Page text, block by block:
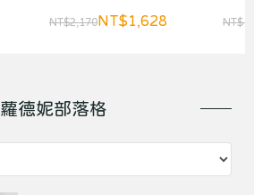
NT$2,170NT$1,628
蘿德妮部落格